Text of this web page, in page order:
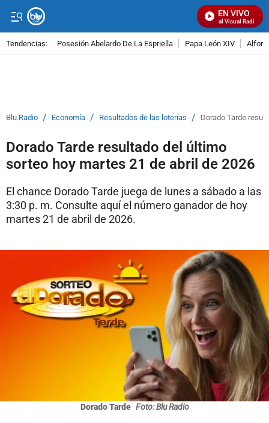
EN VIVO
Señal Visual Radio
Tendencias: Posesión Abelardo De La Espriella Papa León XIV
Blu Radio / Economía / Resultados de las loterías / Dorado Tarde
Dorado Tarde resultado del último
sorteo hoy martes 21 de abril de 2026
El chance Dorado Tarde juega de lunes a sábado a las
3:30 p. m. Consulte aquí el número ganador de hoy
martes 21 de abril de 2026.
Dorado Tarde Foto: Blu Radio